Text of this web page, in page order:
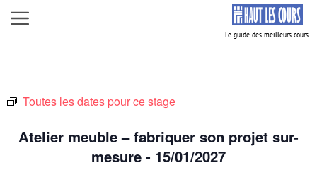
Aller
au
Menu
Toutes les dates pour ce stage
Atelier meuble – fabriquer son projet sur-
mesure - 15/01/2027